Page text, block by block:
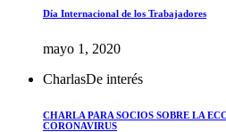
Día Internacional de los Trabajadores
mayo 1, 2020
CharlasDe interés
CHARLA PARA SOCIOS SOBRE LA
CORONAVIRUS